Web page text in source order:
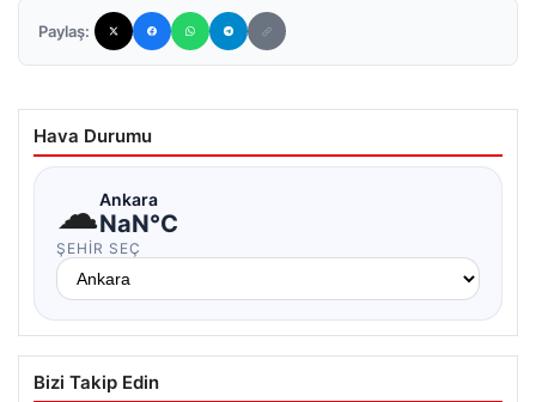
Paylaş:
Hava Durumu
☁Ankara
NaN°C
ŞEHIR SEÇ
Bizi Takip Edin